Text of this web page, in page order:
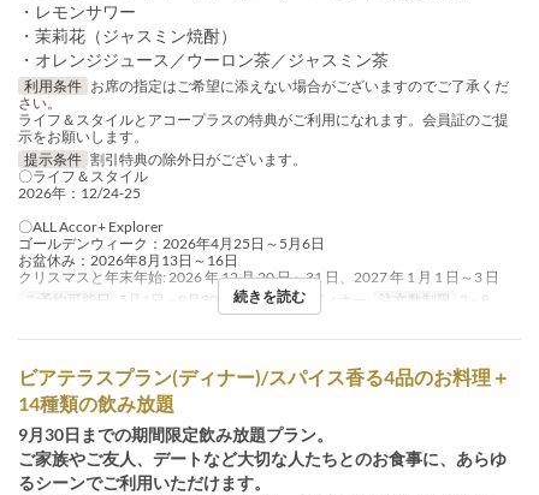
・レモンサワー
・茉莉花（ジャスミン焼酎）
・オレンジジュース／ウーロン茶／ジャスミン茶
利用条件 お席の指定はご希望に添えない場合がございますのでご了承くだ
さい。
ライフ＆スタイルとアコープラスの特典がご利用になれます。会員証のご提
示をお願いします。
提示条件 割引特典の除外日がございます。
〇ライフ＆スタイル
2026年：12/24-25
〇ALL Accor+ Explorer
ゴールデンウィーク：2026年4月25日～5月6日
お盆休み：2026年8月13日～16日
クリスマスと年末年始: 2026 年 12 月 20 日～31 日、2027 年 1 月 1 日～3 日
ご予約可能日
5月1日 ~ 9月30日 食事時間 注文数制限 2 ~ 8
続きを読む
ビアテラスプラン(ディナー)/スパイス香る4品のお料理＋
14種類の飲み放題
9月30日までの期間限定飲み放題プラン。
ご家族やご友人、デートなど大切な人たちとのお食事に、あらゆ
るシーンでご利用いただけます。